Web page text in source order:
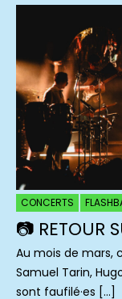
CONCERTS
📷 RETOUR
Au mois de mars,
Samuel Tarin,
sont faufilé·es […]